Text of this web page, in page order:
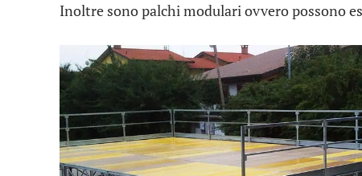
Inoltre sono palchi modulari ovvero possono